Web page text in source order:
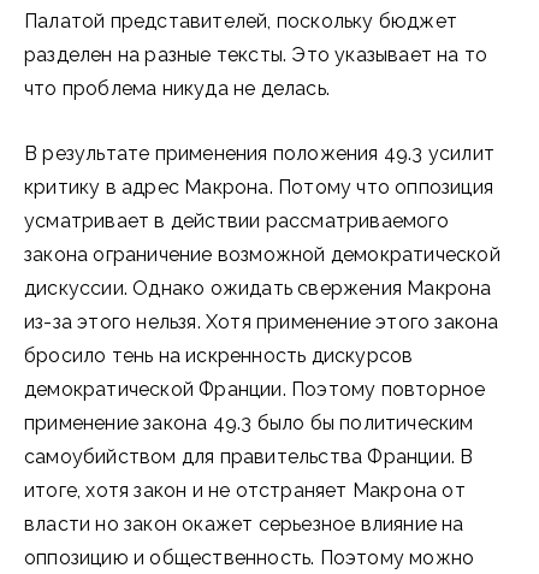
Палатой представителей, поскольку бюджет
разделен на разные тексты. Это указывает на то
что проблема никуда не делась.
В результате применения положения 49.3 усилит
критику в адрес Макрона. Потому что оппозиция
усматривает в действии рассматриваемого
закона ограничение возможной демократической
дискуссии. Однако ожидать свержения Макрона
из-за этого нельзя. Хотя применение этого закона
бросило тень на искренность дискурсов
демократической Франции. Поэтому повторное
применение закона 49.3 было бы политическим
самоубийством для правительства Франции. В
итоге, хотя закон и не отстраняет Макрона от
власти но закон окажет серьезное влияние на
оппозицию и общественность. Поэтому можно